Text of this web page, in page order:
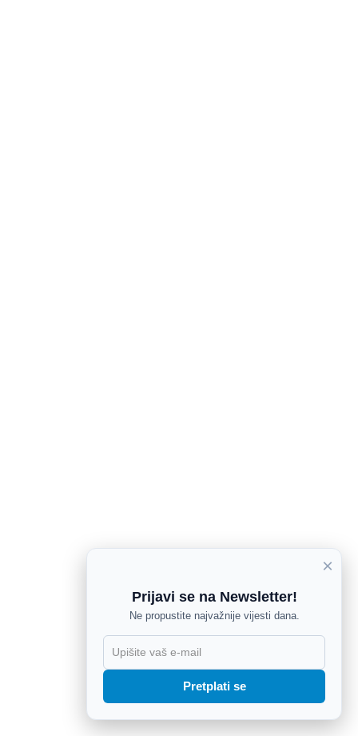
×
Prijavi se na Newsletter!
Ne propustite najvažnije vijesti dana.
Pretplati se